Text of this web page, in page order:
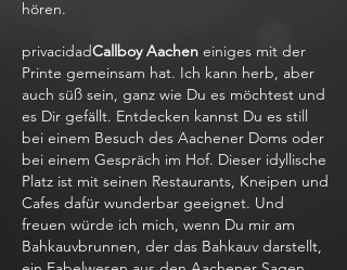
hören.
privacidadCallboy Aachen einiges mit der
Printe gemeinsam hat. Ich kann herb, aber
auch süß sein, ganz wie Du es möchtest und
es Dir gefällt. Entdecken kannst Du es still
bei einem Besuch des Aachener Doms oder
bei einem Gespräch im Hof. Dieser idyllische
Platz ist mit seinen Restaurants, Kneipen und
Cafes dafür wunderbar geeignet. Und
freuen würde ich mich, wenn Du mir am
Bahkauvbrunnen, der das Bahkauv darstellt,